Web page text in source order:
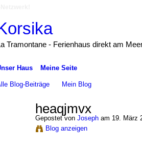
Tramontane - Ferienhaus direkt am
Haus Meine Seite
Blog-Beiträge Mein Blog
heaqjmvx
Gepostet von Josepham 19. März
Blog anzeigen